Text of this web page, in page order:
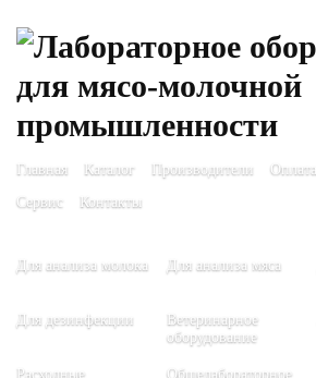
Главная Каталог Производители Оплата
Сервис
Контакты
Для анализа молока Для анализа мяса
Для дезинфекции
Ветеринарное
оборудование
Расходные
Общелабораторное